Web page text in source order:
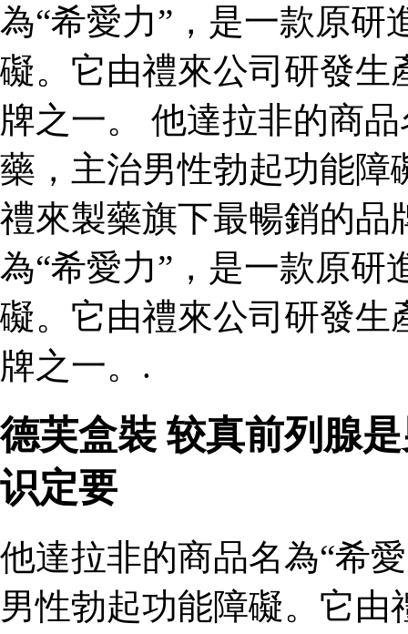
為“希愛力”，是一款原研
礙。它由禮來公司研發生
牌之一。 他達拉非的商
藥，主治男性勃起功能障
禮來製藥旗下最暢銷的品
為“希愛力”，是一款原研
礙。它由禮來公司研發生
牌之一。.
德芙盒裝 较真前列腺
识定要
他達拉非的商品名為“希
男性勃起功能障礙。它